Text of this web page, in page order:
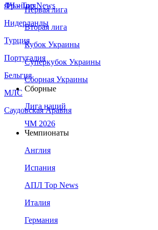
Франция
Нидерланды
Турция
Португалия
Бельгия
МЛС
Саудовская Аравия
ЛЧ - Top News
Первая лига
Вторая лига
Кубок Украины
Суперкубок Украины
Сборная Украины
Сборные
Лига наций
ЧМ 2026
Чемпионаты
Англия
Испания
АПЛ Top News
Италия
Германия